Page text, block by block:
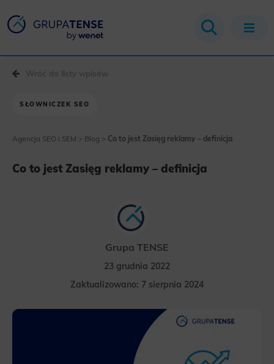
SŁOWNICZEK SEO
Agencja SEO i SEM > Blog > Co to jest Zasięg reklamy – definicja
Co to jest Zasięg reklamy – definicja
Grupa TENSE
23 grudnia 2022
Zaktualizowano: 7 sierpnia 2024